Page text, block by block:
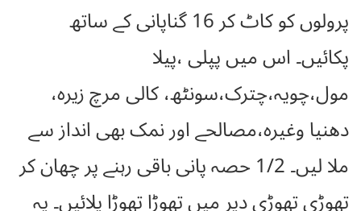
پرولوں کو کاٹ کر 16 گناپانی کے ساتھ
پکائیں۔ اس میں پپلی ،پیلا
مول،چویہ،چترک،سونٹھ، کالی مرچ زیرہ،
دھنیا وغیرہ،مصالحے اور نمک بھی انداز سے
ملا لیں۔ 1/2 حصہ پانی باقی رہنے پر چھان کر
تھوڑی تھوڑی دیر میں تھوڑا تھوڑا پلائیں۔ یہ